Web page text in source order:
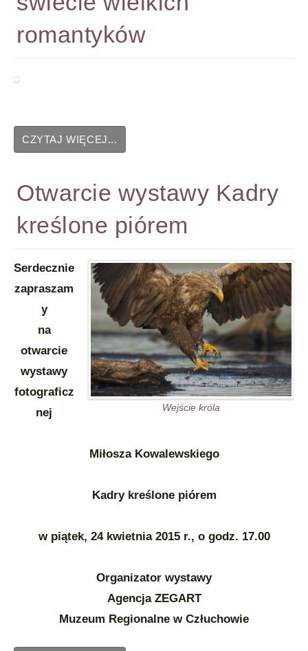
romantyków
CZYTAJ WIĘCEJ...
Otwarcie wystawy Kadry
kreślone piórem
Wejście króla
Serdecznie
zapraszam
y
na
otwarcie
wystawy
fotograficz
nej
Miłosza Kowalewskiego
Kadry kreślone piórem
w piątek, 24 kwietnia 2015 r., o godz. 17.00
Organizator wystawy
Agencja ZEGART
Muzeum Regionalne w Człuchowie